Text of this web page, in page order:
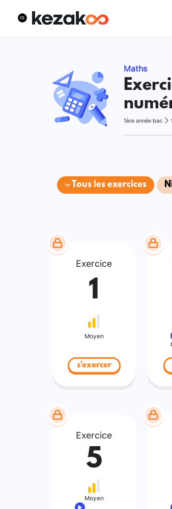
Maths
1ère année bac
Tous les exercices
Exercice
1
Moyen
s'exercer
Exercice
5
Moyen